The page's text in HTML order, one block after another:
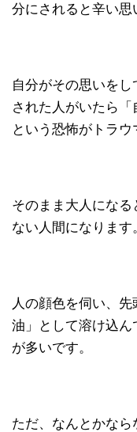
分にされると辛い思
自分がその思いを
された人がいたら「
という恐怖がトラウ
そのまま大人にな
ない人間になります
人の顔色を伺い、
油」として溶け込ん
が多いです。
ただ、なんとかな